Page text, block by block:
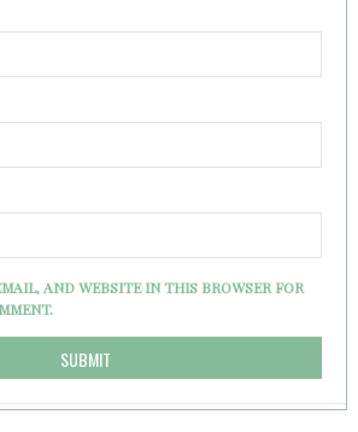
AND WEBSITE IN THIS BROWSER FOR